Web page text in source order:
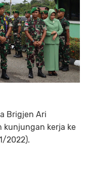
Brigjen Ari
kunjungan kerja ke
2022).